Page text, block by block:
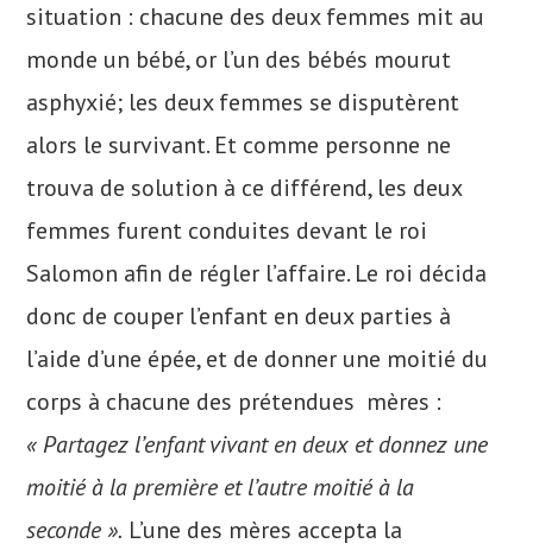
situation : chacune des deux femmes mit au
monde un bébé, or l’un des bébés mourut
asphyxié; les deux femmes se disputèrent
alors le survivant. Et comme personne ne
trouva de solution à ce différend, les deux
femmes furent conduites devant le roi
Salomon afin de régler l’affaire. Le roi décida
donc de couper l’enfant en deux parties à
l’aide d’une épée, et de donner une moitié du
corps à chacune des prétendues mères :
« Partagez l’enfant vivant en deux et donnez une
moitié à la première et l’autre moitié à la
seconde ». L’une des mères accepta la